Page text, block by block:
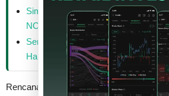
Simak! Ini 5 Saham Top Losers
NOBU dan GPRA
Serok 10% Saham NOBU, Prima
Habiskan Duit Rp560 Miliar
Rencana PUT saham ini telah disetujui